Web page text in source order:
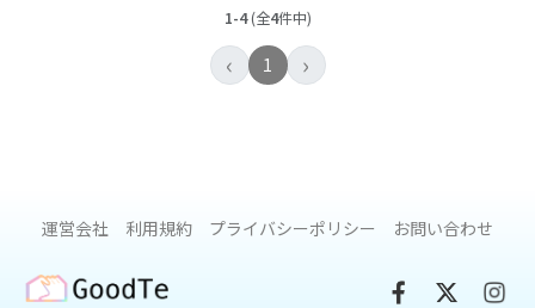
1-4(全4件中)
‹ 1 ›
運営会社 利用規約 プライバシーポリシー お問い合わせ
GoodTe